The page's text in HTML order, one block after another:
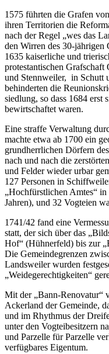
1575 führten die Grafen
ihren Territorien die
nach der Regel „wes das
den Wirren des 30-jährigen
1635 kaiserliche und
protestantischen
und Stennweiler, in Schutt
behinderten die
siedlung, so dass 1684 erst
bewirtschaftet waren.
Eine straffe Verwaltung
machte etwa ab 1700 ein
grundherrlichen Dörfern
nach und nach die
und Felder wieder urbar
127 Personen in
„Hochfürstlichen Amtes“
Jahren), und 32 Vogteien
1741/42 fand eine
statt, der sich über das
Hof“ (Hühnerfeld) bis zur
Die Gemeindegrenzen
Landsweiler wurden
„Weidegerechtigkeiten“
Mit der „Bann-Renovatur“
Ackerland der Gemeinde,
und im Rhythmus der
unter den Vogteibesitzern
und Parzelle für Parzelle
verfügbares Eigentum.